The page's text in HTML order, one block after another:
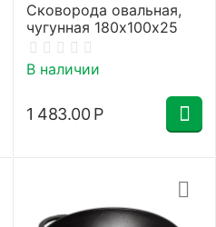
Сковорода овальная,
чугунная 180х100х25
В наличии
1 483.00 Р